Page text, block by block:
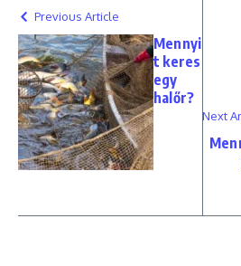
Previous Article
Mennyi
t keres
egy
halőr?
Next